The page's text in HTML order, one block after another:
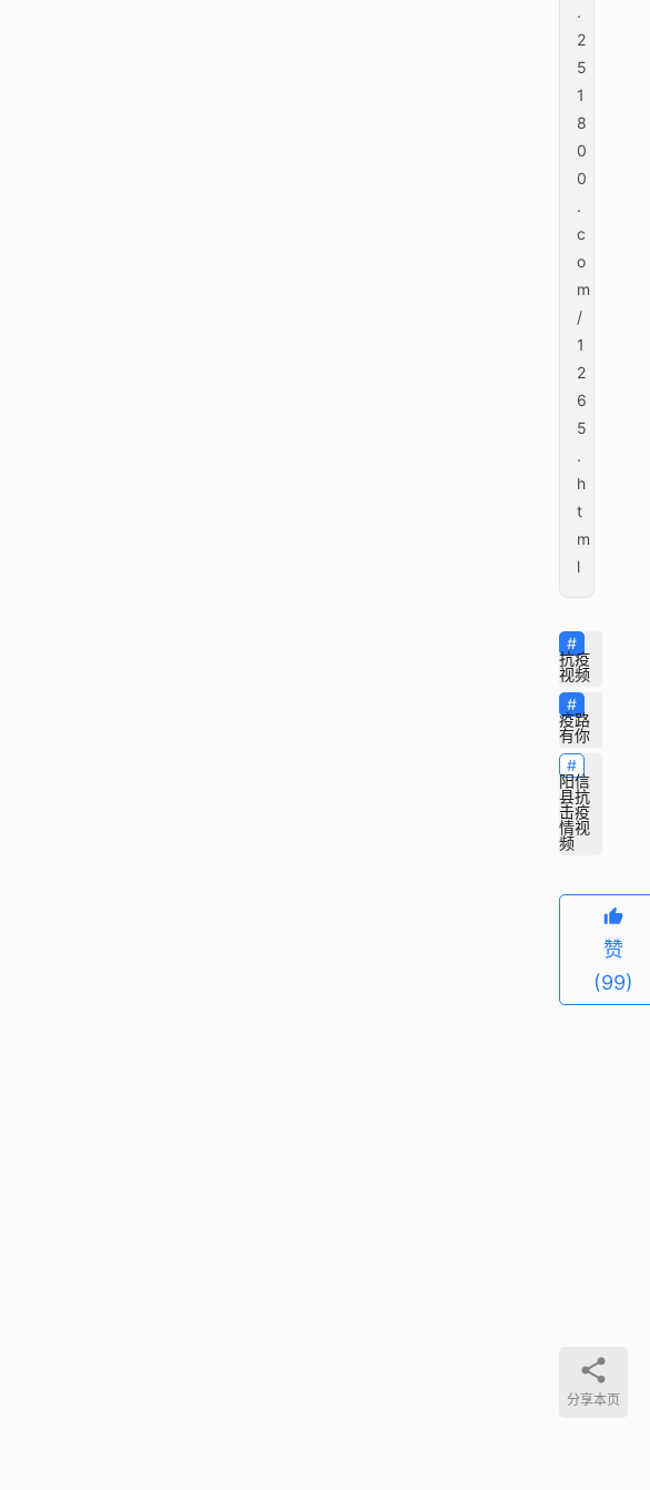
.
2
5
1
8
0
0
.
c
o
m
/
1
2
6
5
.
h
t
m
l
抗疫
视频
疫路
有你
阳信
县抗
击疫
情视
频
赞
(99)
作
抗
疫
分享本页